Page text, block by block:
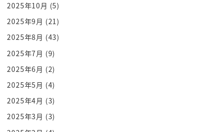
こう関係があるわけですよね
しゃべりのプロところしゃべりのメディアですけど
ラジオね面白い話じゃないですかあ
そしてそこから2つアグダコタやっぱり俺なんだぞ
真打昇進問題ねその時の音落語協会の会長がこの柳
家小さん師匠という人だったんです
ね
そうゆう所が真打もっと増やそうというとですね
大量には勝手ですね2つ目を真打ちに昇進させるって
2025年10月 (5)
2025年9月 (21)
2025年8月 (43)
2025年7月 (9)
2025年6月 (2)
2025年5月 (4)
2025年4月 (3)
2025年3月 (3)